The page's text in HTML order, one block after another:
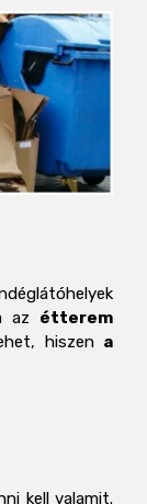
az étterem
hiszen a
kell valamit.